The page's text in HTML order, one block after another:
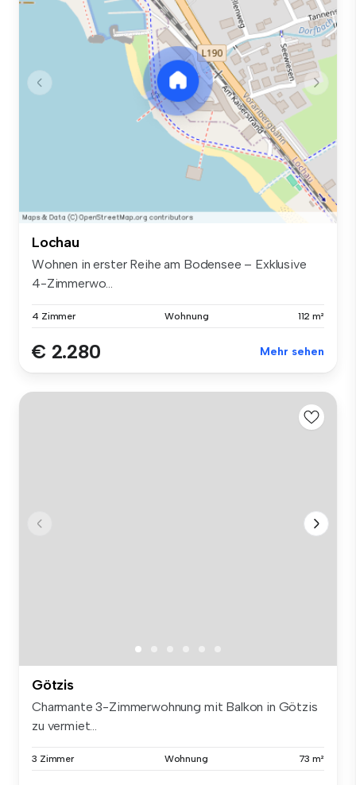
Lochau
Wohnen in erster Reihe am Bodensee – Exklusive
4-Zimmerwo...
4 Zimmer Wohnung 112 m²
€ 2.280 Mehr sehen
Götzis
Charmante 3-Zimmerwohnung mit Balkon in Götzis
zu vermiet...
3 Zimmer Wohnung 73 m²